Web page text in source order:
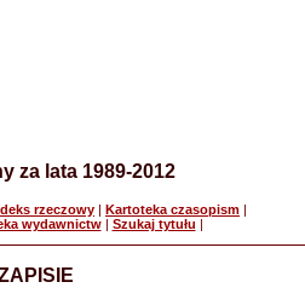
za lata 1989-2012
rzeczowy | Kartoteka czasopism |
wydawnictw| Szukaj tytułu |